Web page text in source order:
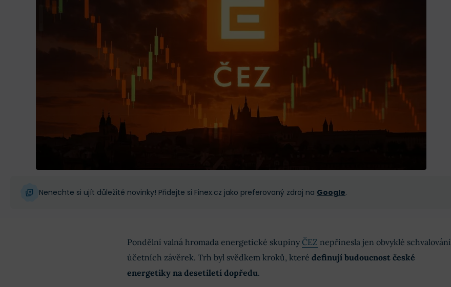
Nenechte si ujít důležité novinky! Přidejte si Finex.cz jako preferovaný zdroj na Google.
Pondělní valná hromada energetické skupiny ČEZ nepřinesla jen obvyklé schvalování
účetních závěrek. Trh byl svědkem kroků, které definují budoucnost české
energetiky na desetiletí dopředu.